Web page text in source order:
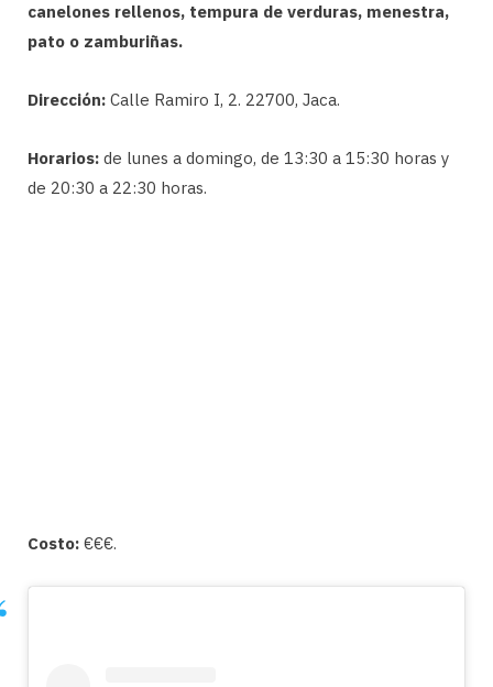
canelones rellenos, tempura de verduras, menestra,
pato o zamburiñas.
Dirección: Calle Ramiro I, 2. 22700, Jaca.
Horarios: de lunes a domingo, de 13:30 a 15:30 horas y
de 20:30 a 22:30 horas.
Costo: €€€.